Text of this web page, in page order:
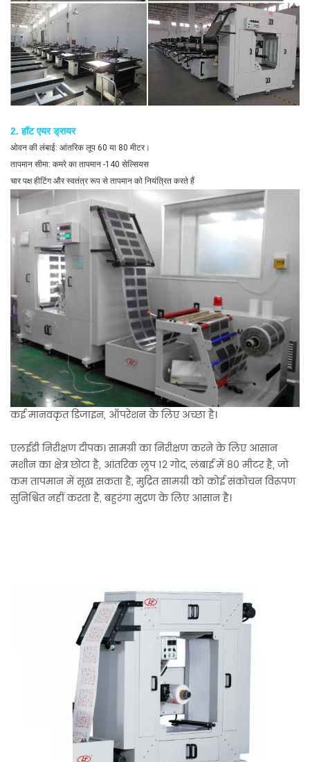
2. हॉट एयर ड्रायर
ओवन की लंबाई: आंतरिक लूप 60 या 80 मीटर।
तापमान सीमा: कमरे का तापमान -140 सेल्सियस
चार पक्ष हीटिंग और स्वतंत्र रूप से तापमान को नियंत्रित करते हैं
कई मानवकृत डिजाइन, ऑपरेशन के लिए अच्छा है।
एलईडी निरीक्षण दीपक। सामग्री का निरीक्षण करने के लिए आसान
मशीन का क्षेत्र छोटा है, आंतरिक लूप 12 गोद, लंबाई में 80 मीटर है, जो
कम तापमान में सूख सकता है, मुद्रित सामग्री को कोई संकोचन विरूपण
सुनिश्चित नहीं करता है, बहुरंगा मुद्रण के लिए आसान है।